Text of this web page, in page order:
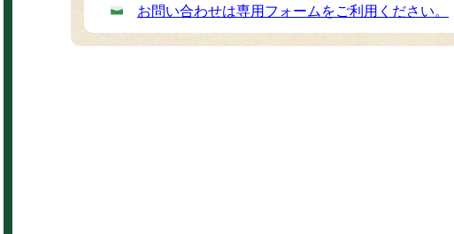
お問い合わせは専用フォームをご利用ください。